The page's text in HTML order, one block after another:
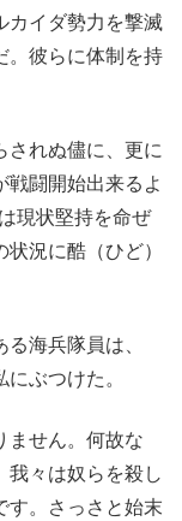
カイダ勢力を撃滅
。彼らに体制を持
れぬ儘に、更に
戦闘開始出来るよ
現状堅持を命ぜ
況に酷（ひど）
海兵隊員は、
ぶつけた。
ません。何故な
我々は奴らを殺し
す。さっさと始末